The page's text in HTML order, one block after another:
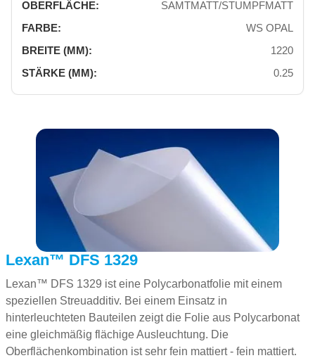
SAMTMATT/STUMPFMATT
WS OPAL
1220
0.25
Lexan™ DFS 1329
Lexan™ DFS 1329 ist eine Polycarbonatfolie mit einem
speziellen Streuadditiv. Bei einem Einsatz in
hinterleuchteten Bauteilen zeigt die Folie aus Polycarbonat
eine gleichmäßig flächige Ausleuchtung. Die
Oberflächenkombination ist sehr fein mattiert - fein mattiert.